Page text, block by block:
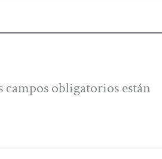
campos obligatorios están